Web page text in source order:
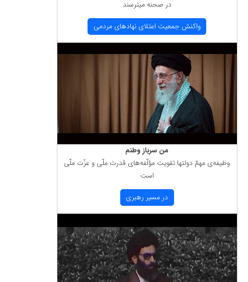
در صحنه میترسند
واكنش جمعیت اعتلای نهادهای مردمی
من سرباز وطنم
وظیفه‌ی مهمّ دولتها تقویت مؤلّفه‌های قدرت ملّی و عزّت ملّی
است
در مسیر رهبری